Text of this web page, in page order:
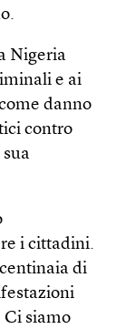
Nigeria
e ai
danno
contro
i cittadini.
di
Ci siamo